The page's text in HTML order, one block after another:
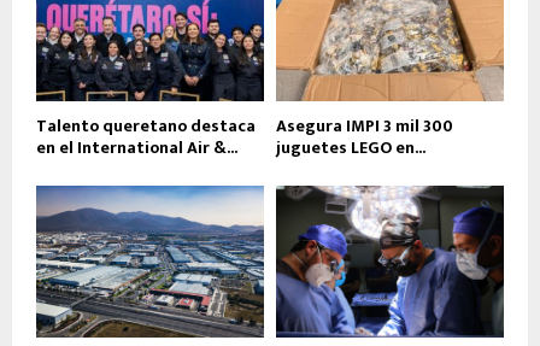
Talento queretano destaca
en el International Air &...
Asegura IMPI 3 mil 300
juguetes LEGO en...